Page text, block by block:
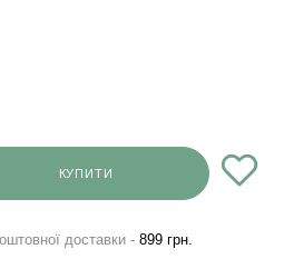
КУПИТИ
доставки - 899 грн.